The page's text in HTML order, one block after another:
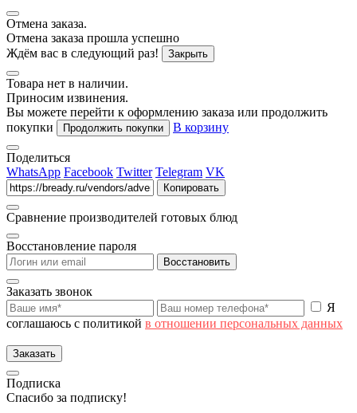
Отмена заказа.
Отмена заказа прошла успешно
Ждём вас в следующий раз!
Закрыть
Товара нет в наличии.
Приносим извинения.
Вы можете перейти к оформлению заказа или продолжить
покупки
Продолжить покупки В корзину
Поделиться
WhatsApp Facebook Twitter Telegram VK
Копировать
Сравнение производителей готовых блюд
Восстановление пароля
Восстановить
Заказать звонок
Я
соглашаюсь с политикой в отношении персональных данных
Заказать
Подписка
Спасибо за подписку!